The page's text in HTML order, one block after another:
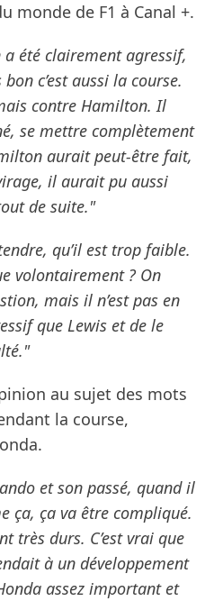
monde de F1 à Canal +.
été clairement agressif,
c’est aussi la course.
contre Hamilton. Il
se mettre complètement
aurait peut-être fait,
il aurait pu aussi
de suite."
qu’il est trop faible.
volontairement ? On
mais il n’est pas en
que Lewis et de le
au sujet des mots
la course,
et son passé, quand il
ça, ça va être compliqué.
très durs. C’est vrai que
à un développement
assez important et